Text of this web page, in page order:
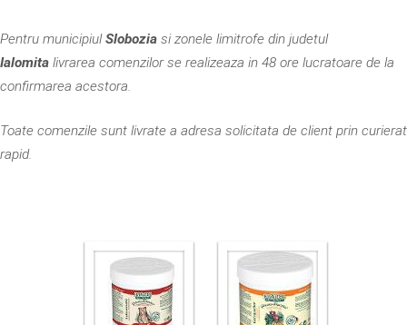
Pentru municipiulSlobozia si zonele limitrofe din judetul
Ialomita livrarea comenzilor se realizeaza in 48 ore lucratoare de la
confirmarea acestora.
Toate comenzile sunt livrate a adresa solicitata de client prin curierat
rapid.